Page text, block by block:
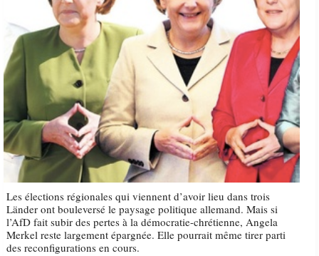
Les élections régionales qui viennent d’avoir lieu dans trois
Länder ont bouleversé le paysage politique allemand. Mais si
l’AfD fait subir des pertes à la démocratie-chrétienne, Angela
Merkel reste largement épargnée. Elle pourrait même tirer parti
des reconfigurations en cours.